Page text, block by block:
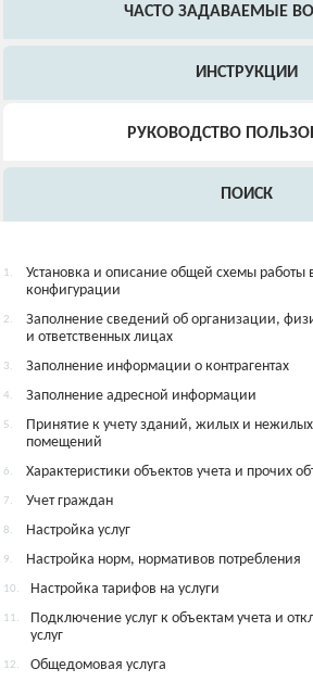
ЧАСТО ЗАДАВАЕМЫЕ
ИНСТРУКЦИИ
РУКОВОДСТВО
ПОИСК
1.
Установка и описание общей схемы работы
конфигурации
2.
Заполнение сведений об организации,
и ответственных лицах
3. Заполнение информации о контрагентах
4. Заполнение адресной информации
5.
Принятие к учету зданий, жилых и нежилых
помещений
6. Характеристики объектов учета и прочих
7. Учет граждан
8. Настройка услуг
9. Настройка норм, нормативов потребления
10. Настройка тарифов на услуги
11.
Подключение услуг к объектам учета и
услуг
12. Общедомовая услуга